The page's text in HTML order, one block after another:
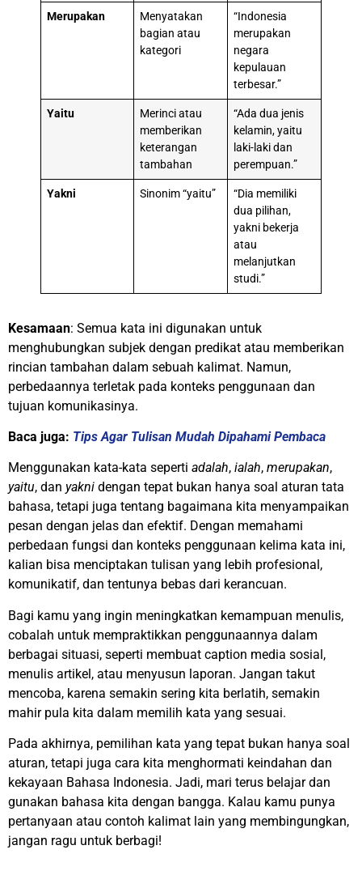
Merupakan
Menyatakan
bagian atau
kategori
“Indonesia
merupakan
negara
kepulauan
terbesar.”
Yaitu
Merinci atau
memberikan
keterangan
tambahan
“Ada dua jenis
kelamin, yaitu
laki-laki dan
perempuan.”
Yakni Sinonim “yaitu”
“Dia memiliki
dua pilihan,
yakni bekerja
atau
melanjutkan
studi.”
Kesamaan: Semua kata ini digunakan untuk
menghubungkan subjek dengan predikat atau memberikan
rincian tambahan dalam sebuah kalimat. Namun,
perbedaannya terletak pada konteks penggunaan dan
tujuan komunikasinya.
Baca juga: Tips Agar Tulisan Mudah Dipahami Pembaca
Menggunakan kata-kata seperti adalah, ialah, merupakan,
yaitu, dan yakni dengan tepat bukan hanya soal aturan tata
bahasa, tetapi juga tentang bagaimana kita menyampaikan
pesan dengan jelas dan efektif. Dengan memahami
perbedaan fungsi dan konteks penggunaan kelima kata ini,
kalian bisa menciptakan tulisan yang lebih profesional,
komunikatif, dan tentunya bebas dari kerancuan.
Bagi kamu yang ingin meningkatkan kemampuan menulis,
cobalah untuk mempraktikkan penggunaannya dalam
berbagai situasi, seperti membuat caption media sosial,
menulis artikel, atau menyusun laporan. Jangan takut
mencoba, karena semakin sering kita berlatih, semakin
mahir pula kita dalam memilih kata yang sesuai.
Pada akhirnya, pemilihan kata yang tepat bukan hanya soal
aturan, tetapi juga cara kita menghormati keindahan dan
kekayaan Bahasa Indonesia. Jadi, mari terus belajar dan
gunakan bahasa kita dengan bangga. Kalau kamu punya
pertanyaan atau contoh kalimat lain yang membingungkan,
jangan ragu untuk berbagi!